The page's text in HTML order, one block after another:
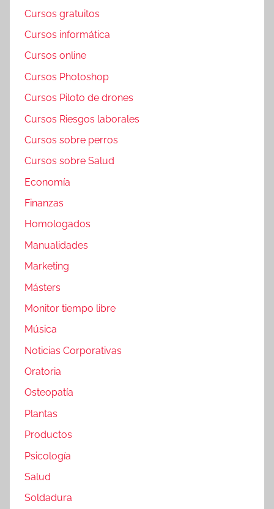
Cursos gratuitos
Cursos informática
Cursos online
Cursos Photoshop
Cursos Piloto de drones
Cursos Riesgos laborales
Cursos sobre perros
Cursos sobre Salud
Economía
Finanzas
Homologados
Manualidades
Marketing
Másters
Monitor tiempo libre
Música
Noticias Corporativas
Oratoria
Osteopatía
Plantas
Productos
Psicología
Salud
Soldadura